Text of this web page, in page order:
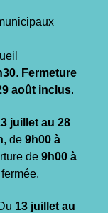
. Fermeture
août inclus.
juillet au 28
, de 9h00 à
de 9h00 à
13 juillet au